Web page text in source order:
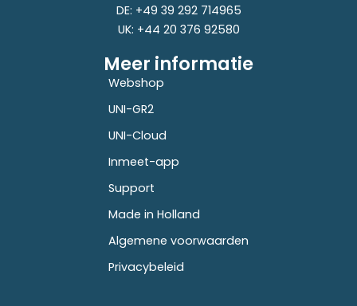
DE: +49 39 292 714965
UK: +44 20 376 92580
Meer informatie
Webshop
UNI-GR2
UNI-Cloud
Inmeet-app
Support
Made in Holland
Algemene voorwaarden
Privacybeleid